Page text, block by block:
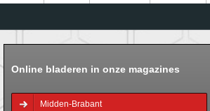
Online bladeren in onze magazines
Midden-Brabant